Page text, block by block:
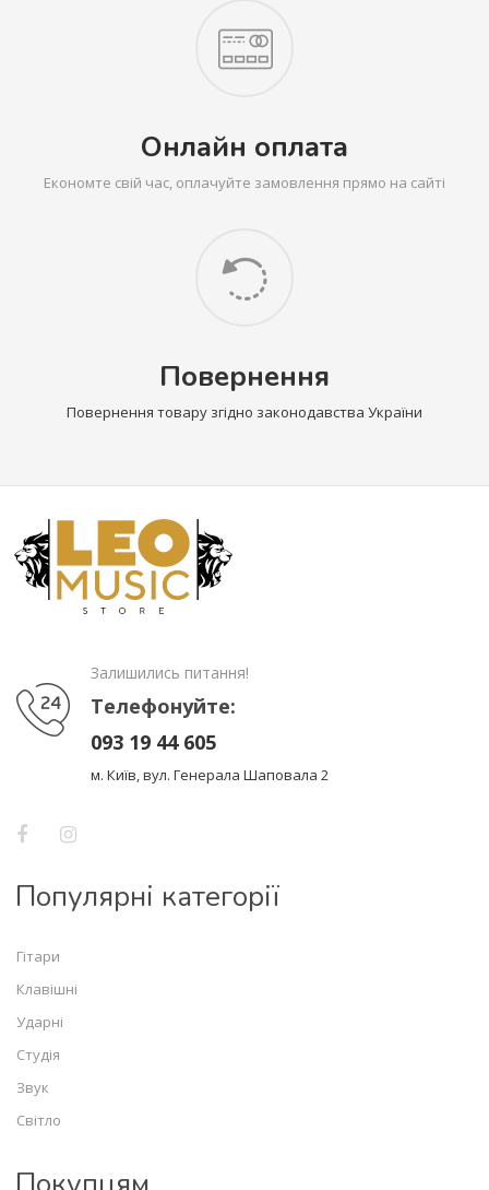
Онлайн оплата
Економте свій час, оплачуйте замовлення прямо на сайті
Повернення
Повернення товару згідно законодавства України
Залишились питання!
Телефонуйте:
093 19 44 605
м. Київ, вул. Генерала Шаповала 2
Популярні категорії
Гітари
Клавішні
Ударні
Студія
Звук
Світло